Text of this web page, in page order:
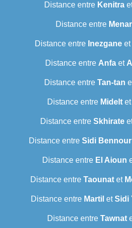
Distance entre Kenitra
Distance entre
Distance entre Inezganeet
Distance entre Anfa et
Distance entre Tan-tan
Distance entre Mideltet
Distance entre Skhirate
Distance entre Sidi Bennour
Distance entre El Aioun
Distance entre Taounat et
Distance entre Martil etSidi
Distance entre Tawnat